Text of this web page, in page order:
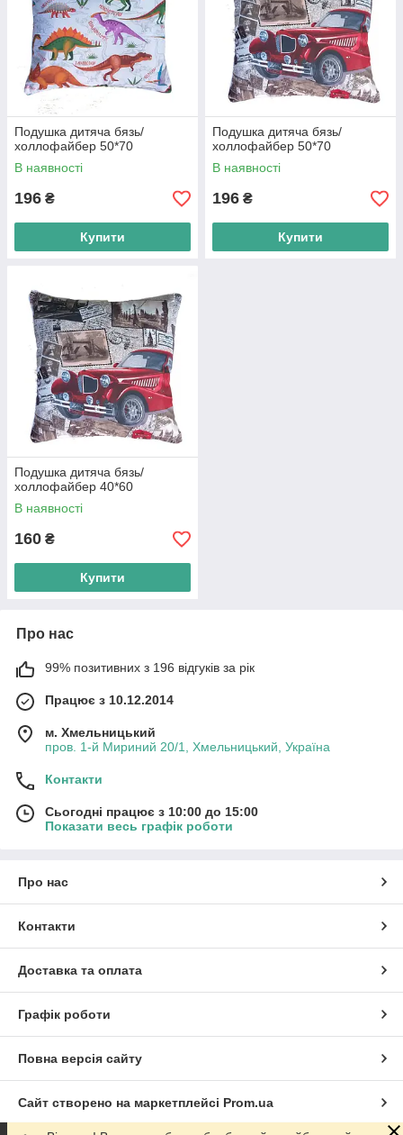
Подушка дитяча бязь/
холлофайбер 50*70
В наявності
196 ₴
Купити
Подушка дитяча бязь/
холлофайбер 50*70
В наявності
196 ₴
Купити
Подушка дитяча бязь/
холлофайбер 40*60
В наявності
160 ₴
Купити
Про нас
99% позитивних з 196 відгуків за рік
Працює з 10.12.2014
м. Хмельницький
пров. 1-й Мириний 20/1, Хмельницький, Україна
Контакти
Сьогодні працює з 10:00 до 15:00
Показати весь графік роботи
Про нас
Контакти
Доставка та оплата
Графік роботи
Повна версія сайту
Сайт створено на маркетплейсі Prom.ua